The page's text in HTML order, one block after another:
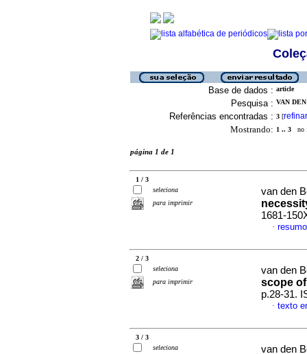
Base de dados : article
Pesquisa : VAN
Referências encontradas : 3 [refinar
Mostrando: 1 .. 3 no
página 1 de 1
1 / 3
seleciona
para imprimir
van den
1681-
·
2 / 3
seleciona
para imprimir
van den
scope
p.28-31.
· texto
3 / 3
seleciona
van den